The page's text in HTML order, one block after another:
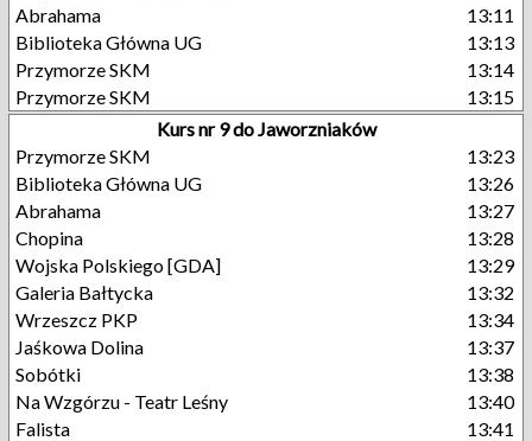
Abrahama
13:11
Biblioteka Główna UG
13:13
Przymorze SKM
13:14
Przymorze SKM
13:15
Kurs nr 9 do Jaworzniaków
Przymorze SKM
13:23
Biblioteka Główna UG
13:26
Abrahama
13:27
Chopina
13:28
Wojska Polskiego [GDA]
13:29
Galeria Bałtycka
13:32
Wrzeszcz PKP
13:34
Jaśkowa Dolina
13:37
Sobótki
13:38
Na Wzgórzu - Teatr Leśny
13:40
Falista
13:41